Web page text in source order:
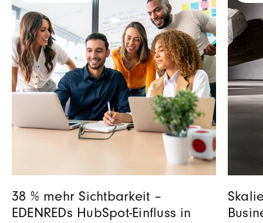
38 % mehr Sichtbarkeit –
EDENREDs HubSpot-Einfluss in